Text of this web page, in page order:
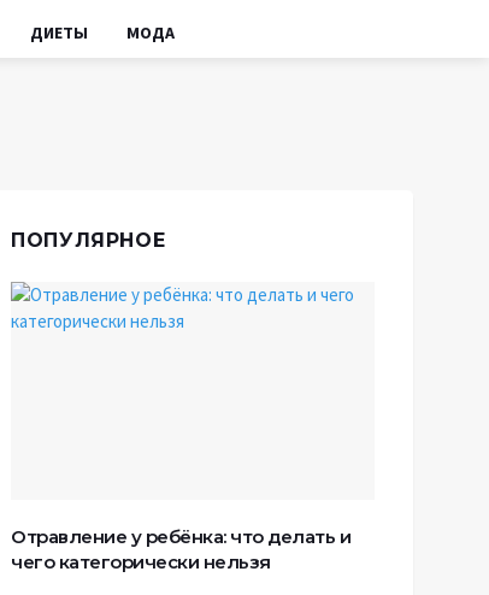
ДИЕТЫ МОДА
ПОПУЛЯРНОЕ
Отравление у ребёнка: что делать и
чего категорически нельзя